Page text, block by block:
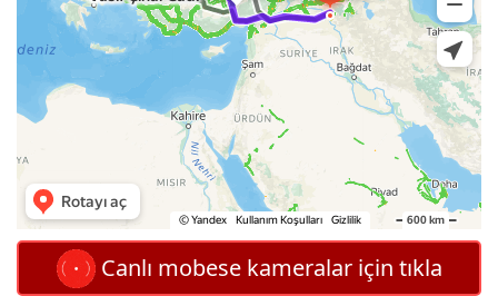
Canlı mobese kameralar için tıkla